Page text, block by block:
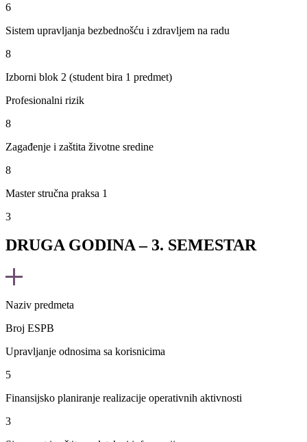
6
Sistem upravljanja bezbednošću i zdravljem na radu
8
Izborni blok 2 (student bira 1 predmet)
Profesionalni rizik
8
Zagađenje i zaštita životne sredine
8
Master stručna praksa 1
3
DRUGA GODINA – 3. SEMESTAR
Naziv predmeta
Broj ESPB
Upravljanje odnosima sa korisnicima
5
Finansijsko planiranje realizacije operativnih aktivnosti
3